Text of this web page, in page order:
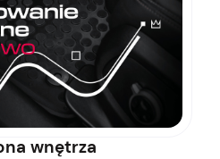
wnętrza